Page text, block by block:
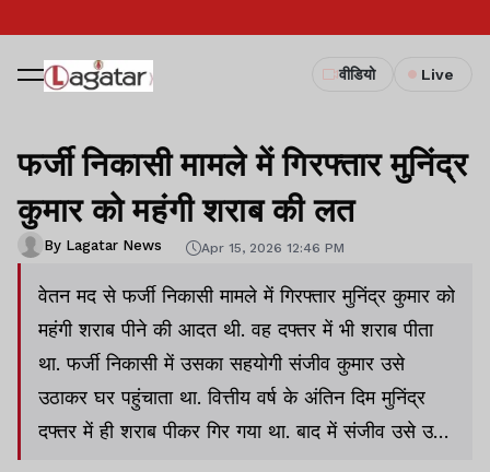
वीडियो Live
फर्जी निकासी मामले में गिरफ्तार मुनिंद्र
कुमार को महंगी शराब की लत
By Lagatar News Apr 15, 2026 12:46 PM
वेतन मद से फर्जी निकासी मामले में गिरफ्तार मुनिंद्र कुमार को
महंगी शराब पीने की आदत थी. वह दफ्तर में भी शराब पीता
था. फर्जी निकासी में उसका सहयोगी संजीव कुमार उसे
उठाकर घर पहुंचाता था. वित्तीय वर्ष के अंतिन दिम मुनिंद्र
दफ्तर में ही शराब पीकर गिर गया था. बाद में संजीव उसे उठा